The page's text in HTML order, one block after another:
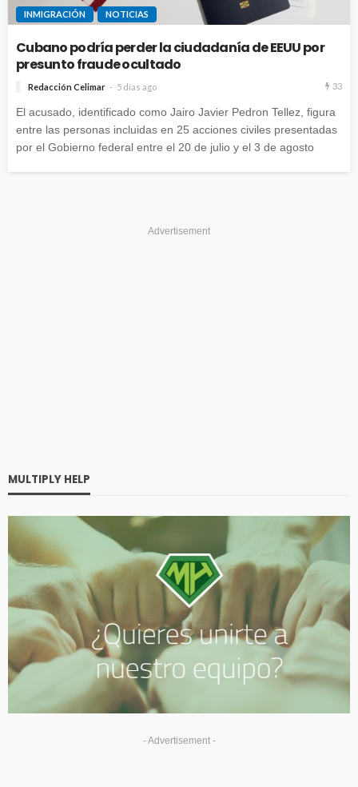
INMIGRACIÓN NOTICIAS
Cubano podría perder la ciudadanía de EEUU por
presunto fraude ocultado
Redacción Celimar 5 días ago 33
El acusado, identificado como Jairo Javier Pedron Tellez, figura
entre las personas incluidas en 25 acciones civiles presentadas
por el Gobierno federal entre el 20 de julio y el 3 de agosto
Advertisement
MULTIPLY HELP
- Advertisement -